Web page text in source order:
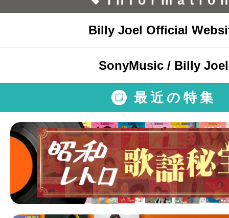
Billy Joel Official
SonyMusic / Billy Joel
最近の特集